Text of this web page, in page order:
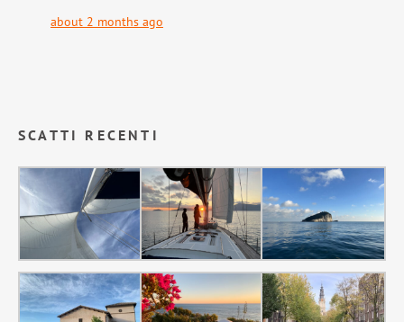
about 2 months ago
SCATTI RECENTI